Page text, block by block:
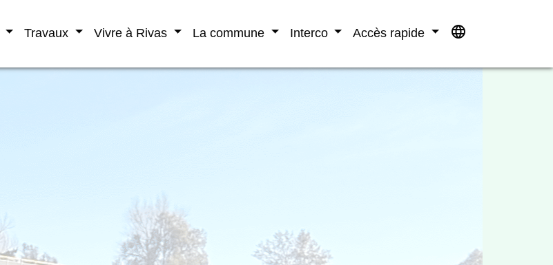
Travaux Vivre à Rivas La commune Interco Accès rapide language